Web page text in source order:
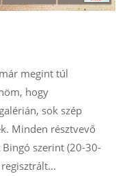
megint túl
hogy
sok szép
Minden résztvevő
szerint (20-30-